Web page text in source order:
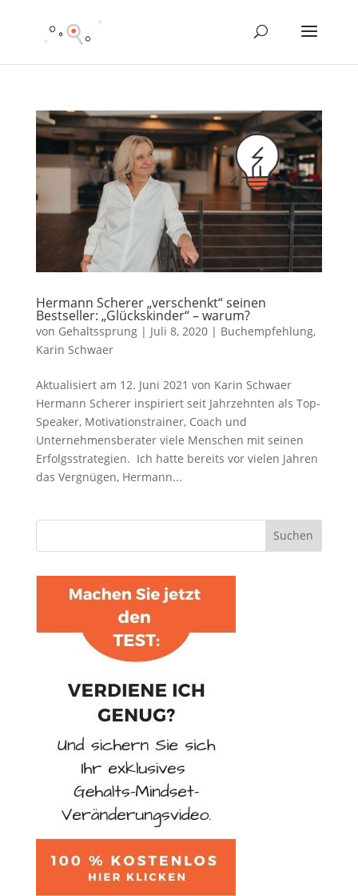
Hermann Scherer „verschenkt“ seinen
Bestseller: „Glückskinder“ – warum?
von Gehaltssprung| Juli 8, 2020| Buchempfehlung,
Karin Schwaer
Aktualisiert am 12. Juni 2021 von Karin Schwaer
Hermann Scherer inspiriert seit Jahrzehnten als Top-
Speaker, Motivationstrainer, Coach und
Unternehmensberater viele Menschen mit seinen
Erfolgsstrategien. Ich hatte bereits vor vielen Jahren
das Vergnügen, Hermann...